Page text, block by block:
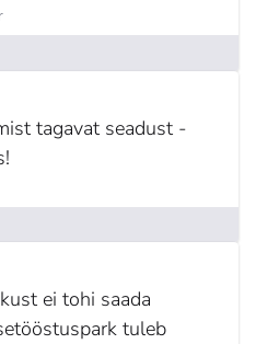
tagavat seadust -
ei tohi saada
tuleb